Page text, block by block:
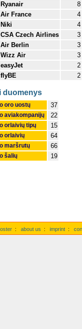
Ryanair
8
Air France
4
Niki
4
CSA Czech Airlines
3
Air Berlin
3
Wizz Air
3
easyJet
2
flyBE 2
duomenys
oro uostų 37
aviakompanijų 22
orlaivių tipų 15
orlaivių 64
maršrutų 66
šalių 19
: about us : imprint :